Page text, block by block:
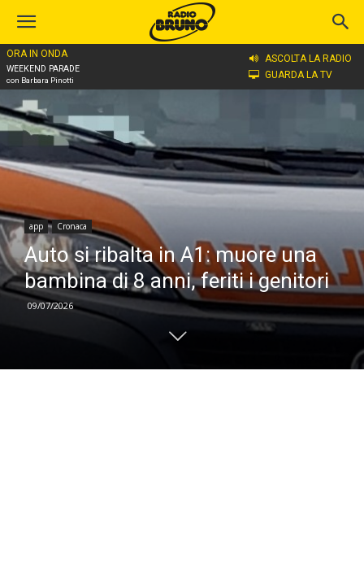
ORA IN ONDA
WEEKEND PARADE
con Barbara Pinotti
ASCOLTA LA RADIO
GUARDA LA TV
Home
app Cronaca
Auto si ribalta in A1: muore una
bambina di 8 anni, feriti i genitori
09/07/2026